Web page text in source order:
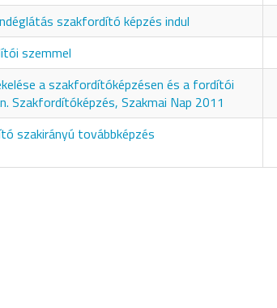
szakfordító képzés indul
szemmel
a szakfordítóképzésen és a fordítói
Szakfordítóképzés, Szakmai Nap 2011
szakirányú továbbképzés